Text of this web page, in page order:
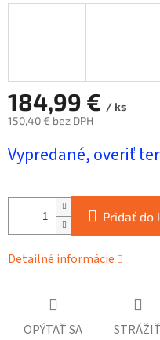
184,99 € / ks
150,40 € bez DPH
cena:
Vypredané, overiť
Pridať do
Detailné informácie
OPÝTAŤ SA STRÁŽIŤ